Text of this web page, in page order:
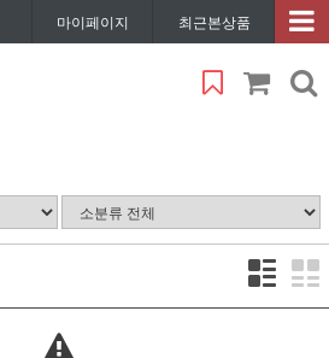
마이페이지 최근본상품